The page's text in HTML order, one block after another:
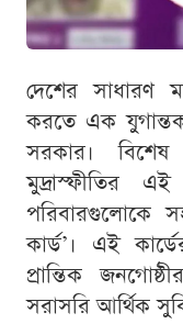
দেশের সাধারণ
করতে এক
সরকার।
মুদ্রাস্ফীতির
পরিবারগুলোকে
কার্ড’। এই
প্রান্তিক
সরাসরি আর্থিক